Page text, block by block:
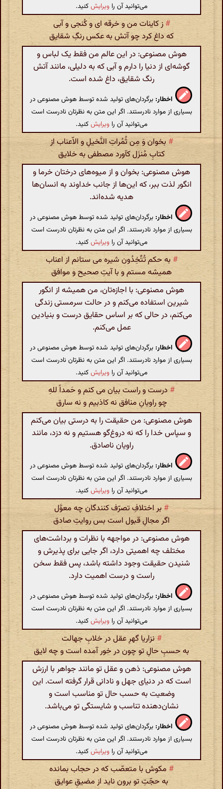
می‌توانید آن را ویرایشکنید.
# ز کاینات من و خرقه ای و کُنجی و آبی
که داغ کرد چو آتش به عکس رنگِ شقایق
هوش مصنوعی: در این عالم من فقط یک لباس و
گوشه‌ای از دنیا را دارم و آبی که به دلیلی، مانند آتش
رنگ شقایق، داغ شده است.
اخطار: برگردان‌های تولید شده توسط هوش مصنوعی در
بسیاری از موارد نادرستند. اگر این متن به نظرتان نادرست است
می‌توانید آن را ویرایشکنید.
# بخوان وَ مِن ثُمُراتِ النَّخیلِ و الاّعناب از
کتابِ مُنزَل کآورد مصطفی به خلایق
هوش مصنوعی: بخوان و از میوه‌های درختان خرما و
انگور لذت ببر، که این‌ها از جانب خداوند به انسان‌ها
هدیه شده‌اند.
اخطار: برگردان‌های تولید شده توسط هوش مصنوعی در
بسیاری از موارد نادرستند. اگر این متن به نظرتان نادرست است
می‌توانید آن را ویرایشکنید.
# به حکم تُتٌخِدُون شیره می ستانم از اعناب
همیشه مستم و با آیتِ صحیح و موافق
هوش مصنوعی: با اجازه‌تان، من همیشه از انگور
شیرین استفاده می‌کنم و در حالت سرمستی زندگی
می‌کنم، در حالی که بر اساس حقایق درست و بنیادین
عمل می‌کنم.
اخطار: برگردان‌های تولید شده توسط هوش مصنوعی در
بسیاری از موارد نادرستند. اگر این متن به نظرتان نادرست است
می‌توانید آن را ویرایشکنید.
#درست و راست بیان می کنم و حَمداً للهِ
چو راویانِ منافق نه کاذبیم و نه سارق
هوش مصنوعی: من حقیقت را به درستی بیان می‌کنم
و سپاس خدا را که نه دروغ‌گو هستیم و نه دزد، مانند
راویان ناصادق.
اخطار: برگردان‌های تولید شده توسط هوش مصنوعی در
بسیاری از موارد نادرستند. اگر این متن به نظرتان نادرست است
می‌توانید آن را ویرایشکنید.
# بر اختلافِ تصرّف کنندگان چه معوَّل
اگر مجالِ قبول است بس روایتِ صادق
هوش مصنوعی: در مواجهه با نظرات و برداشت‌های
مختلف چه اهمیتی دارد، اگر جایی برای پذیرش و
شنیدن حقیقت وجود داشته باشد، پس فقط سخن
راست و درست اهمیت دارد.
اخطار: برگردان‌های تولید شده توسط هوش مصنوعی در
بسیاری از موارد نادرستند. اگر این متن به نظرتان نادرست است
می‌توانید آن را ویرایشکنید.
# نزاریا گهرِ عقل در خلابِ جهالت
به حسبِ حالِ تو چون در خور آمده است و چه لایق
هوش مصنوعی: ذهن و عقل تو مانند جواهر با ارزش
است که در دنیای جهل و نادانی قرار گرفته است. این
وضعیت به حسب حال تو مناسب است و
نشان‌دهنده تناسب و شایستگی تو می‌باشد.
اخطار: برگردان‌های تولید شده توسط هوش مصنوعی در
بسیاری از موارد نادرستند. اگر این متن به نظرتان نادرست است
می‌توانید آن را ویرایشکنید.
# مکوش با متعصّب که در حجاب بمانده
به حجّتِ تو برون ناید از مضیقِ عوایق